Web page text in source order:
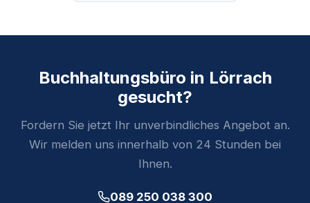
Buchhaltungsbüro in Lörrach
gesucht?
Fordern Sie jetzt Ihr unverbindliches Angebot an.
Wir melden uns innerhalb von 24 Stunden bei
Ihnen.
089 250 038 300